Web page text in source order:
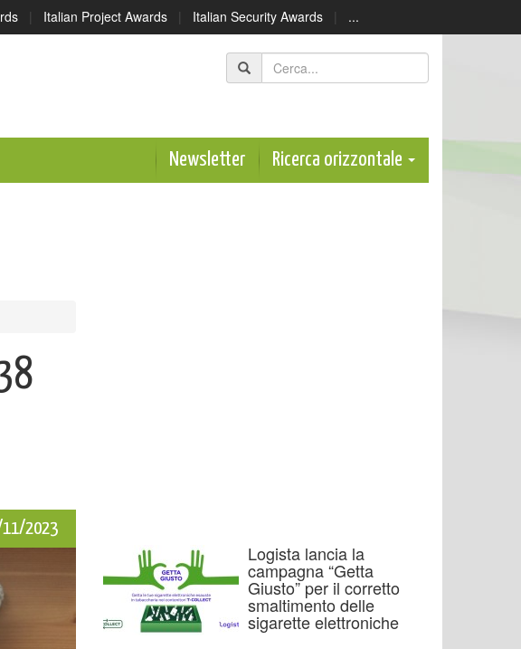
| Italian Project Awards | Italian Security Awards | ...
Newsletter Ricerca orizzontale
2023
Logista lancia la
campagna “Getta
Giusto” per il corretto
smaltimento delle
sigarette elettroniche